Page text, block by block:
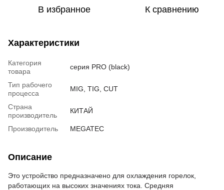
В избранное К сравнению
Характеристики
Категория
товара
серия PRO (black)
Тип рабочего
процесса
MIG, TIG, CUT
Страна
производитель
КИТАЙ
Производитель MEGATEC
Описание
Это устройство предназначено для охлаждения горелок,
работающих на высоких значениях тока. Средняя